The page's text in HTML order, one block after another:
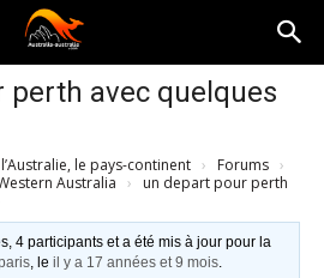
perth avec quelques
le pays-continent › Forums ›
Australia ›
un depart pour perth
4 participants et a été mis à jour pour la
, leil y a 17 années et 9 mois.